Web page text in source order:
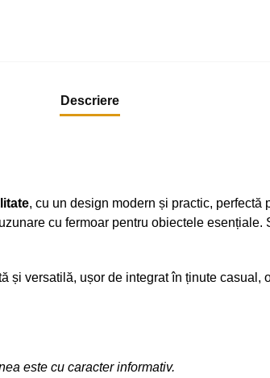
Descriere
, cu un design modern și practic,
cu fermoar pentru obiectele
și versatilă, ușor de integrat în ținute casual,
este cu caracter informativ.